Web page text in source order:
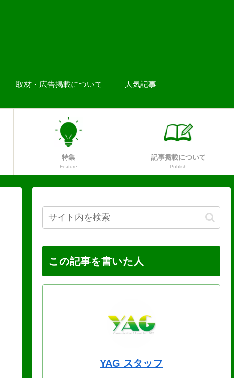
取材・広告掲載について 人気記事
特集
Feature
記事掲載について
Publish
この記事を書いた人
YAG スタッフ